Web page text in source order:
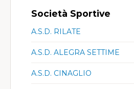
Società Sportive
A.S.D. RILATE
A.S.D. ALEGRA SETTIME
A.S.D. CINAGLIO